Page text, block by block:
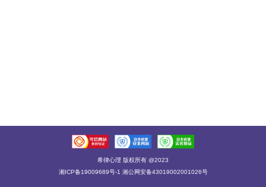
希律心理 版权所有 @2023
湘ICP备19009689号-1 湘公网安备43019002001026号